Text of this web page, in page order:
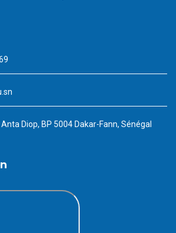
Diop, BP 5004 Dakar-Fann, Sénégal